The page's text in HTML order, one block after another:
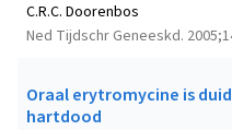
Ned Tijdschr Geneeskd.
C.R.C. Doorenbos
Oraal erytromycine is
hartdood